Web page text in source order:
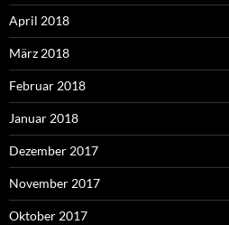
April 2018
März 2018
Februar 2018
Januar 2018
Dezember 2017
November 2017
Oktober 2017